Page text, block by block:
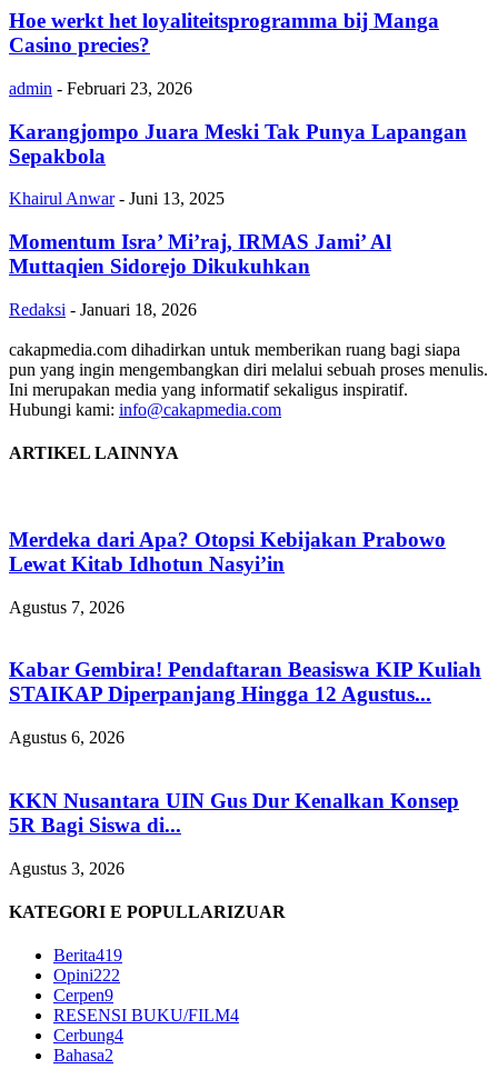
Hoe werkt het loyaliteitsprogramma bij Manga
Casino precies?
admin - Februari 23, 2026
Karangjompo Juara Meski Tak Punya Lapangan
Sepakbola
Khairul Anwar - Juni 13, 2025
Momentum Isra’ Mi’raj, IRMAS Jami’ Al
Muttaqien Sidorejo Dikukuhkan
Redaksi - Januari 18, 2026
cakapmedia.com dihadirkan untuk memberikan ruang bagi siapa
pun yang ingin mengembangkan diri melalui sebuah proses menulis.
Ini merupakan media yang informatif sekaligus inspiratif.
Hubungi kami: info@cakapmedia.com
ARTIKEL LAINNYA
Merdeka dari Apa? Otopsi Kebijakan Prabowo
Lewat Kitab Idhotun Nasyi’in
Agustus 7, 2026
Kabar Gembira! Pendaftaran Beasiswa KIP Kuliah
STAIKAP Diperpanjang Hingga 12 Agustus...
Agustus 6, 2026
KKN Nusantara UIN Gus Dur Kenalkan Konsep
5R Bagi Siswa di...
Agustus 3, 2026
KATEGORI E POPULLARIZUAR
Berita419
Opini222
Cerpen9
RESENSI BUKU/FILM4
Cerbung4
Bahasa2